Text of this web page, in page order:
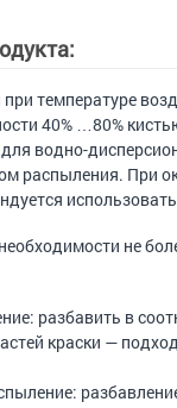
температуре
40% …80%
водно-
распыления. При
не
разбавить в
краски —